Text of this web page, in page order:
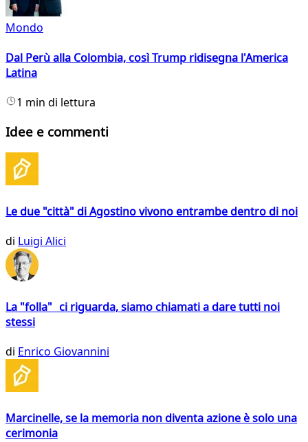
Mondo
Dal Perù alla Colombia, così Trump ridisegna l'America
Latina
1 min di lettura
Idee e commenti
Le due "città" di Agostino vivono entrambe dentro di noi
di Luigi Alici
La "folla" ci riguarda, siamo chiamati a dare tutti noi
stessi
di Enrico Giovannini
Marcinelle, se la memoria non diventa azione è solo una
cerimonia